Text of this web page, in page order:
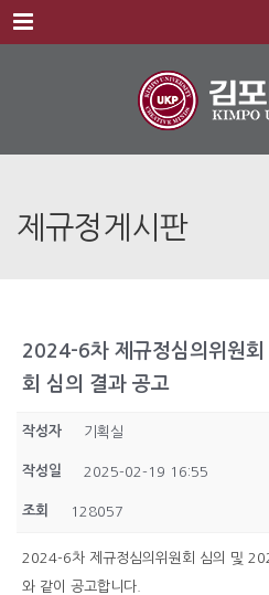
Menu
제규정게시판
2024-6차 제규정심의위원
회 심의 결과 공고
작성자 기획실
작성일 2025-02-19 16:55
조회 128057
2024-6차 제규정심의위원회 심의 및
와 같이 공고합니다.